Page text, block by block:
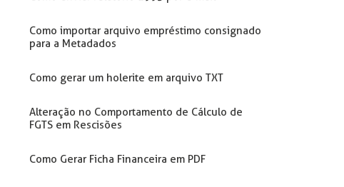
Como importar arquivo empréstimo consignado
para a Metadados
Como gerar um holerite em arquivo TXT
Alteração no Comportamento de Cálculo de
FGTS em Rescisões
Como Gerar Ficha Financeira em PDF